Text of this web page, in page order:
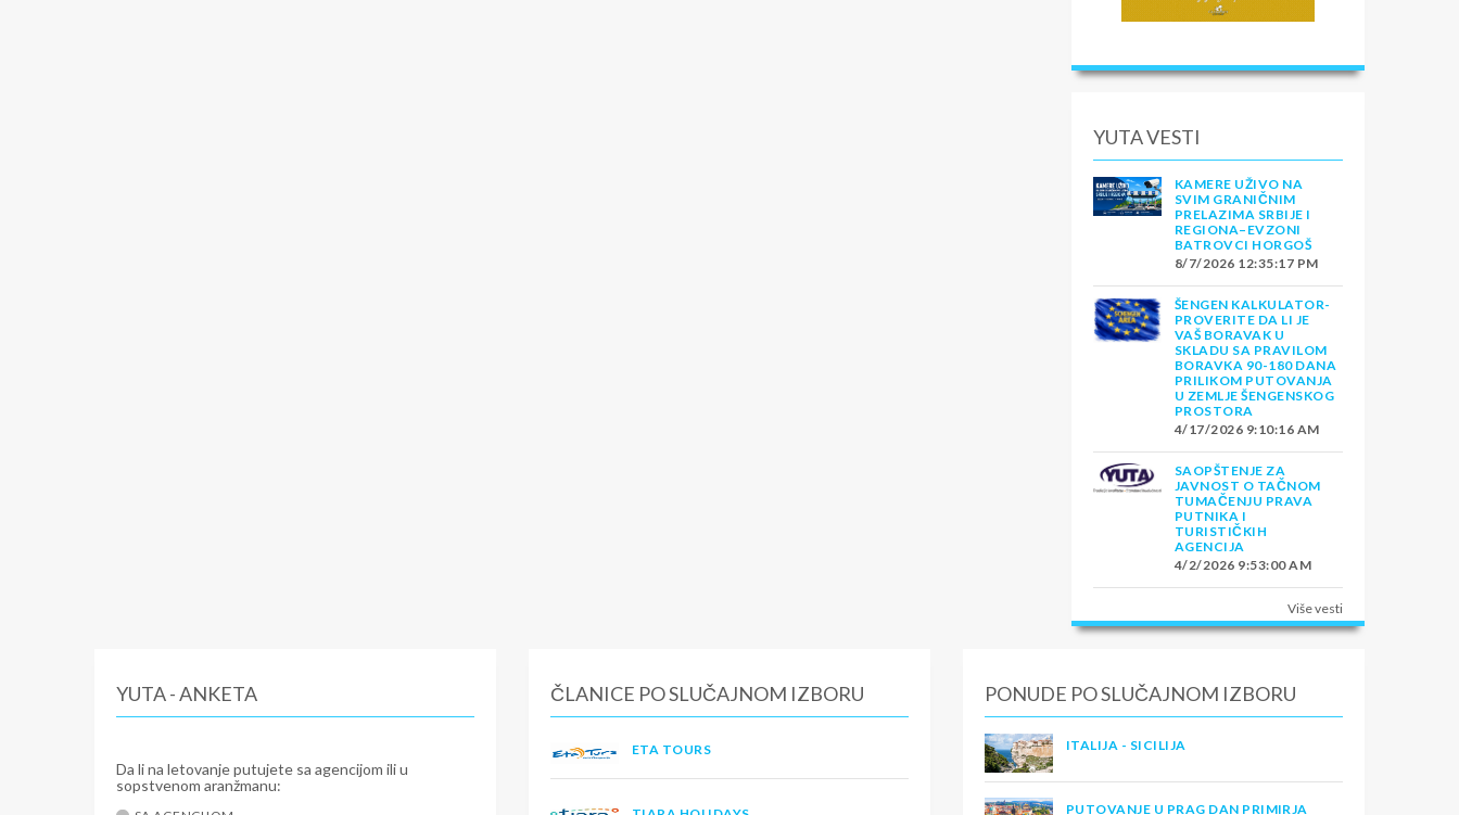
YUTA VESTI
KAMERE UŽIVO NA
SVIM GRANIČNIM
PRELAZIMA SRBIJE I
REGIONA–EVZONI
BATROVCI HORGOŠ
8/7/2026 12:35:17 PM
ŠENGEN KALKULATOR-
PROVERITE DA LI JE
VAŠ BORAVAK U
SKLADU SA PRAVILOM
BORAVKA 90-180 DANA
PRILIKOM PUTOVANJA
U ZEMLJE ŠENGENSKOG
PROSTORA
4/17/2026 9:10:16 AM
SAOPŠTENJE ZA
JAVNOST O TAČNOM
TUMAČENJU PRAVA
PUTNIKA I
TURISTIČKIH
AGENCIJA
4/2/2026 9:53:00 AM
Više vesti
YUTA - ANKETA
Da li na letovanje putujete sa agencijom ili u
sopstvenom aranžmanu:
ČLANICE PO SLUČAJNOM IZBORU
ETA TOURS
PONUDE PO SLUČAJNOM IZBORU
ITALIJA - SICILIJA
PUTOVANJE U PRAG DAN PRIMIRJA